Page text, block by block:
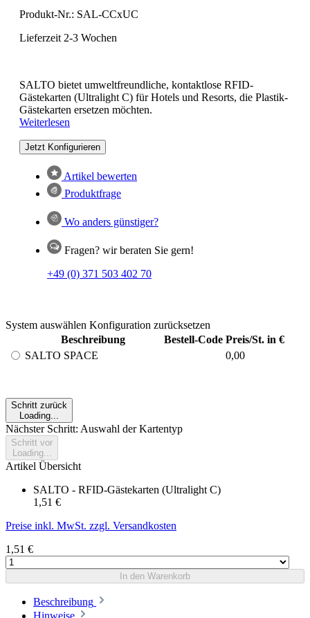
Produkt-Nr.: SAL-CCxUC
Lieferzeit 2-3 Wochen
SALTO bietet umweltfreundliche, kontaktlose RFID-
Gästekarten (Ultralight C) für Hotels und Resorts, die Plastik-
Gästekarten ersetzen möchten.
Weiterlesen
Jetzt Konfigurieren
Artikel bewerten
Produktfrage
Wo anders günstiger?
Fragen? wir beraten Sie gern!
+49 (0) 371 503 402 70
System auswählen Konfiguration zurücksetzen
Beschreibung
Bestell-Code Preis/St. in €
SALTO SPACE
0,00
Schritt zurück
Loading...
Nächster Schritt: Auswahl der Kartentyp
Schritt vor
Loading...
Artikel Übersicht
SALTO - RFID-Gästekarten (Ultralight C)
1,51 €
Preise inkl. MwSt. zzgl. Versandkosten
1,51 €
In den Warenkorb
Beschreibung